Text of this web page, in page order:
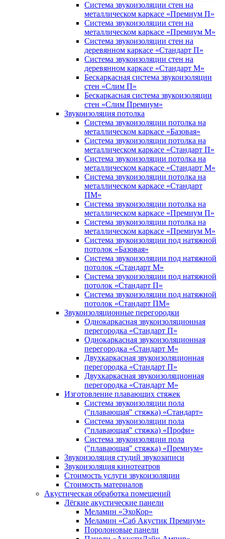
Система звукоизоляции стен на
металлическом каркасе «Премиум П»
Система звукоизоляции стен на
металлическом каркасе «Премиум М»
Система звукоизоляции стен на
деревянном каркасе «Стандарт П»
Система звукоизоляции стен на
деревянном каркасе «Стандарт М»
Бескаркасная система звукоизоляции
стен «Слим П»
Бескаркасная система звукоизоляции
стен «Слим Премиум»
Звукоизоляция потолка
Система звукоизоляции потолка на
металлическом каркасе «Базовая»
Система звукоизоляции потолка на
металлическом каркасе «Стандарт П»
Система звукоизоляции потолка на
металлическом каркасе «Стандарт М»
Система звукоизоляции потолка на
металлическом каркасе «Стандарт
ПМ»
Система звукоизоляции потолка на
металлическом каркасе «Премиум П»
Система звукоизоляции потолка на
металлическом каркасе «Премиум М»
Система звукоизоляции под натяжной
потолок «Базовая»
Система звукоизоляции под натяжной
потолок «Стандарт М»
Система звукоизоляции под натяжной
потолок «Стандарт П»
Система звукоизоляции под натяжной
потолок «Стандарт ПМ»
Звукоизоляционные перегородки
Однокаркасная звукоизоляционная
перегородка «Стандарт П»
Однокаркасная звукоизоляционная
перегородка «Стандарт М»
Двухкаркасная звукоизоляционная
перегородка «Стандарт П»
Двухкаркасная звукоизоляционная
перегородка «Стандарт М»
Изготовление плавающих стяжек
Система звукоизоляции пола
("плавающая" стяжка) «Стандарт»
Система звукоизоляции пола
("плавающая" стяжка) «Профи»
Система звукоизоляции пола
("плавающая" стяжка) «Премиум»
Звукоизоляция студий звукозаписи
Звукоизоляция кинотеатров
Стоимость услуги звукоизоляции
Стоимость материалов
Акустическая обработка помещений
Лёгкие акустические панели
Меламин «ЭхоКор»
Меламин «Саб Акустик Премиум»
Поролоновые панели